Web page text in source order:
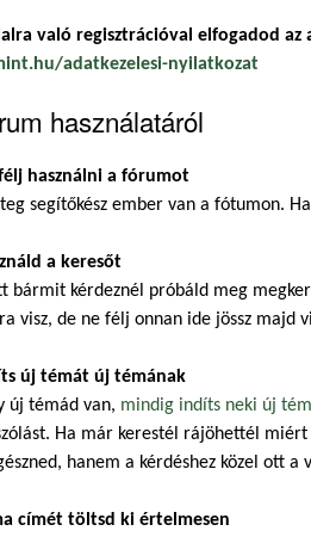
való regisztrációval elfogadod
adatkezelesi-nyilatkozat
használatáról
használni a fórumot
segítőkész ember van a fótumon.
a keresőt
bármit kérdeznél próbáld meg
visz, de ne félj onnan ide jössz majd
új témát új témának
új témád van, mindig indíts neki új
Ha már kerestél rájöhettél
hanem a kérdéshez közel ott a
címét töltsd ki értelmesen